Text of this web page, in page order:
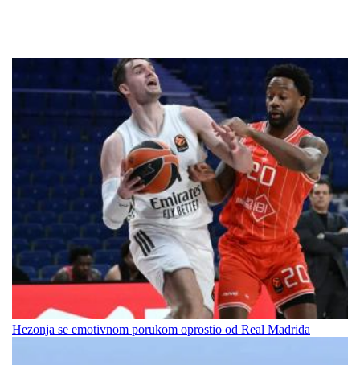
Hezonja se emotivnom porukom oprostio od Real Madrida